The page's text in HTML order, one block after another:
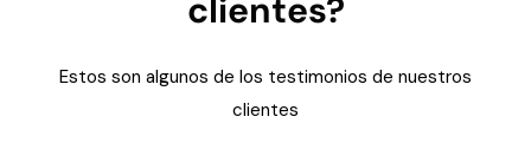
clientes?
Estos son algunos de los testimonios de nuestros
clientes